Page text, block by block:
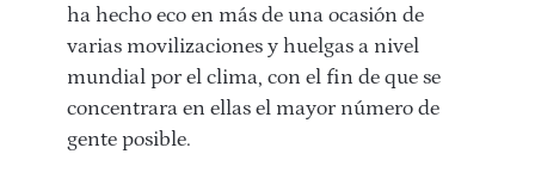
ha hecho eco en más de una ocasión de
varias movilizaciones y huelgas a nivel
mundial por el clima, con el fin de que se
concentrara en ellas el mayor número de
gente posible.